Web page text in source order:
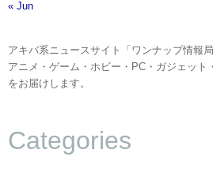
« Jun
アキバ系ニュースサイト「ワンナップ情報局
アニメ・ゲーム・ホビー・PC・ガジェット
をお届けします。
Categories